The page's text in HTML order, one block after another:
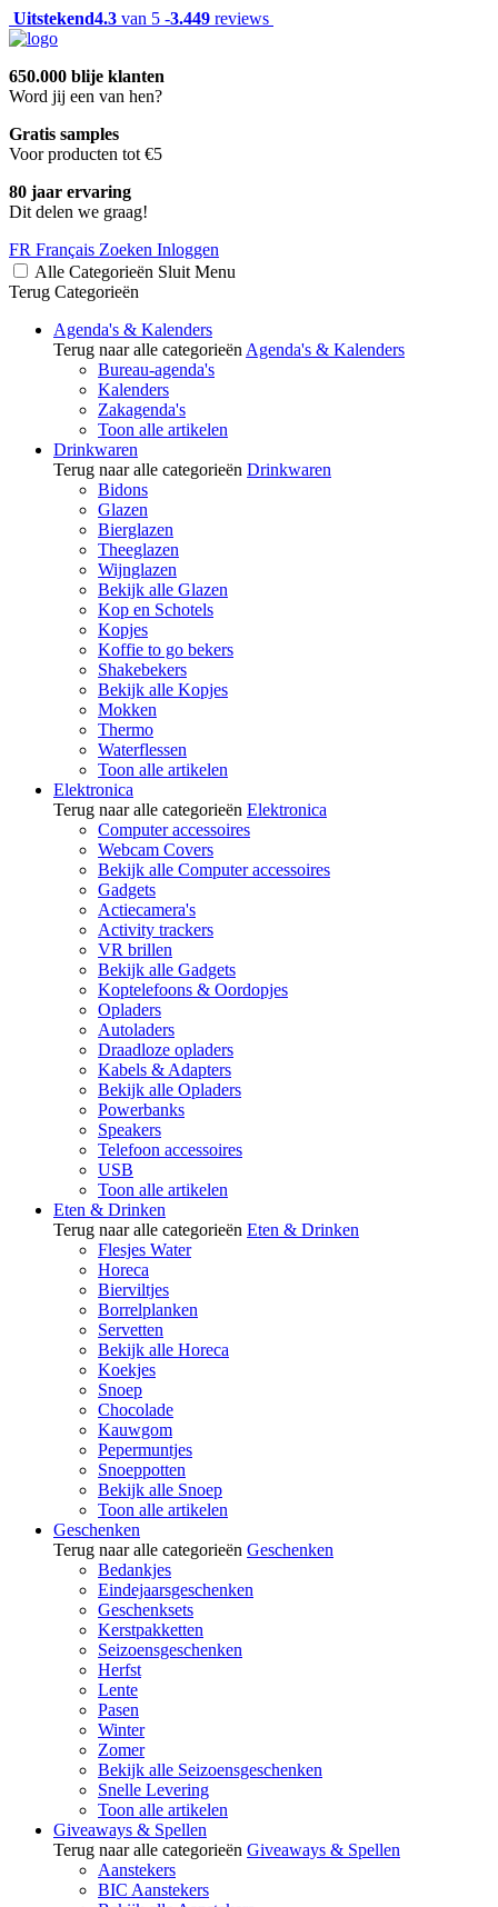
Uitstekend4.3 van 5 -3.449 reviews
650.000 blije klanten
Word jij een van hen?
Gratis samples
Voor producten tot €5
80 jaar ervaring
Dit delen we graag!
FR Français Zoeken Inloggen
Alle Categorieën Sluit Menu
Terug Categorieën
Agenda's & Kalenders
Terug naar alle categorieën Agenda's & Kalenders
Bureau-agenda's
Kalenders
Zakagenda's
Toon alle artikelen
Drinkwaren
Terug naar alle categorieën Drinkwaren
Bidons
Glazen
Bierglazen
Theeglazen
Wijnglazen
Bekijk alle Glazen
Kop en Schotels
Kopjes
Koffie to go bekers
Shakebekers
Bekijk alle Kopjes
Mokken
Thermo
Waterflessen
Toon alle artikelen
Elektronica
Terug naar alle categorieën Elektronica
Computer accessoires
Webcam Covers
Bekijk alle Computer accessoires
Gadgets
Actiecamera's
Activity trackers
VR brillen
Bekijk alle Gadgets
Koptelefoons & Oordopjes
Opladers
Autoladers
Draadloze opladers
Kabels & Adapters
Bekijk alle Opladers
Powerbanks
Speakers
Telefoon accessoires
USB
Toon alle artikelen
Eten & Drinken
Terug naar alle categorieën Eten & Drinken
Flesjes Water
Horeca
Bierviltjes
Borrelplanken
Servetten
Bekijk alle Horeca
Koekjes
Snoep
Chocolade
Kauwgom
Pepermuntjes
Snoeppotten
Bekijk alle Snoep
Toon alle artikelen
Geschenken
Terug naar alle categorieën Geschenken
Bedankjes
Eindejaarsgeschenken
Geschenksets
Kerstpakketten
Seizoensgeschenken
Herfst
Lente
Pasen
Winter
Zomer
Bekijk alle Seizoensgeschenken
Snelle Levering
Toon alle artikelen
Giveaways & Spellen
Terug naar alle categorieën Giveaways & Spellen
Aanstekers
BIC Aanstekers